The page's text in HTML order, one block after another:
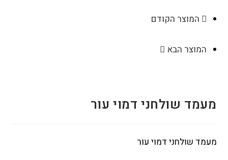
המוצר הקודם
המוצר הבא
מעמד שולחני דמוי עור
מעמד שולחני דמוי עור